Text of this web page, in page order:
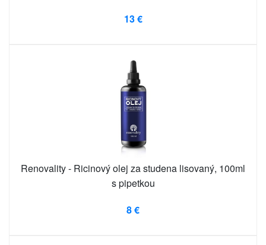
13 €
Renovality - Ricinový olej za studena lisovaný, 100ml
s pipetkou
8 €